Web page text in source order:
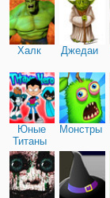
Халк Джедаи
Юные
Титаны
Монстры